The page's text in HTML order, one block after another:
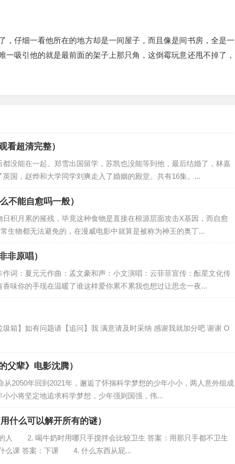
，仔细一看他所在的地方却是一间屋子，而且像是间书房，全是一
吸引他的就是最前面的架子上那只角，这倒霉玩意还甩不掉了，
看超清完整）
没能在一起。郑雪出国留学，苏凯也没能等到他，最后结婚了，林嘉
国，赵烨和大学同学刘爽走入了婚姻的殿堂。共有16集。...
不能自愈吗一般）
积月累的摧残，毕竟这种食物是直接在根源层面攻击X基因，而自愈
生物都无法避免的，在漫威电影中就算是被称为神王的奥丁...
非原唱）
词：夏元元作曲：孟文豪和声：小文演唱：云菲菲宣传：酝星文化传
味你的手现在温暖了谁这样爱你累不累我也想过让思念一夜...
箱】如有问题请【追问】我 满意请及时采纳 感谢我就加分吧 谢谢 O
父辈》电影沈腾）
从2050年回到2021年，邂逅了怀揣科学梦想的少年小小，两人意外组成
小将坚定地追求科学梦想，少年强则国强，伟...
什么可以解开所有的谜）
人 2. 喝牛奶时用哪只手搅拌会比较卫生 答案：用那只手都不卫生
么课 答案：下课 4. 什么东西从屁...